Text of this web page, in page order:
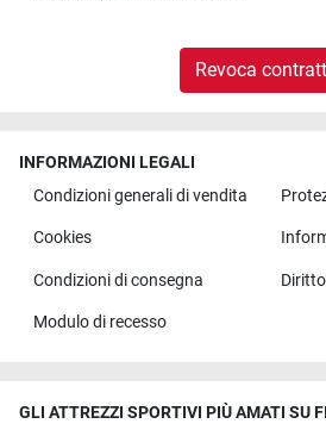
Revoca
INFORMAZIONI LEGALI
Condizioni generali di vendita
Cookies
Condizioni di consegna
Modulo di recesso
GLI ATTREZZI SPORTIVI PIÙ AMATI SU